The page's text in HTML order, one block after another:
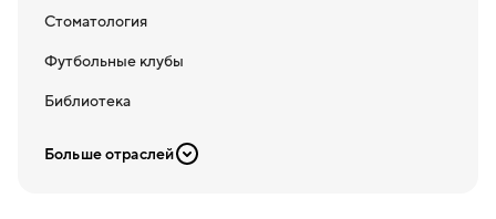
Стоматология
Футбольные клубы
Библиотека
Больше отраслей